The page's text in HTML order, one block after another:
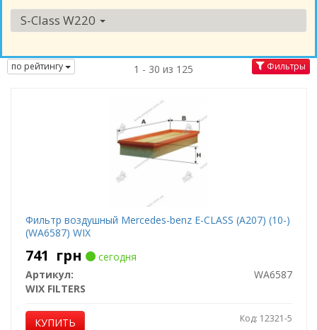
S-Class W220
по рейтингу 1 - 30 из 125 Фильтры
Фильтр воздушный Mercedes-benz E-CLASS (A207) (10-)
(WA6587) WIX
741 грн
сегодня
Артикул:
WA6587
WIX FILTERS
КУПИТЬ Код: 12321-5